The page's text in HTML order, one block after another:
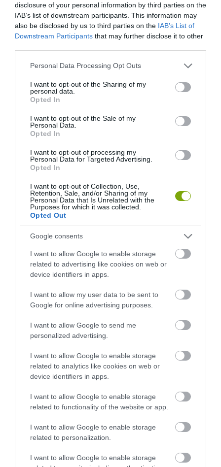
disclosure of your personal information by third parties on the
IAB’s list of downstream participants. This information may
also be disclosed by us to third parties on the IAB’s List of
Downstream Participants that may further disclose it to other
Please note that this website/app uses one or more Google
not limited to your visit or usage behaviour. You may click to
grant or deny consent to Google and its third-party tags to
use your data for below specified purposes in below Google
consent section.
Personal Data Processing Opt Outs
I want to opt-out of the Sharing of my
personal data.
Opted In
I want to opt-out of the Sale of my
Personal Data.
Opted In
I want to opt-out of processing my
Personal Data for Targeted Advertising.
Opted In
I want to opt-out of Collection, Use,
Retention, Sale, and/or Sharing of my
Personal Data that Is Unrelated with the
Purposes for which it was collected.
Opted Out
Google consents
I want to allow Google to enable storage
related to advertising like cookies on web or
device identifiers in apps.
I want to allow my user data to be sent to
Google for online advertising purposes.
I want to allow Google to send me
personalized advertising.
I want to allow Google to enable storage
related to analytics like cookies on web or
device identifiers in apps.
I want to allow Google to enable storage
related to functionality of the website or app.
I want to allow Google to enable storage
related to personalization.
I want to allow Google to enable storage
HASONLÓ ÉRDEKESSÉGEK
PANNONHALMI
ARBORÉTUMBA
2026-08-04
KÖRNYÉKÉN: TERMÉSZET,
2026-08-04
PANNONHALMI
GYÓGYNÖVÉNYKERTBE ÉS
PANNONHALMI FŐAPÁTSÁG
2026-08-04